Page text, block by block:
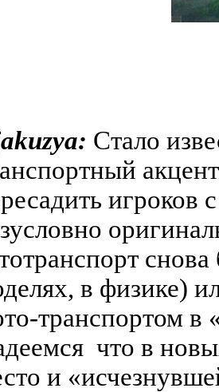
Стало
игроков
в физике)
транспортом в
что в
и